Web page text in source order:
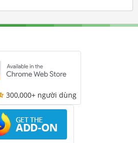
300,000+ người dùng